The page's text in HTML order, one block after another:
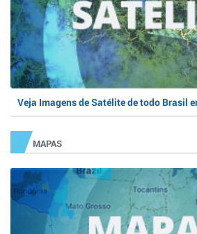
Veja Imagens de Satélite de todo Brasil
MAPAS